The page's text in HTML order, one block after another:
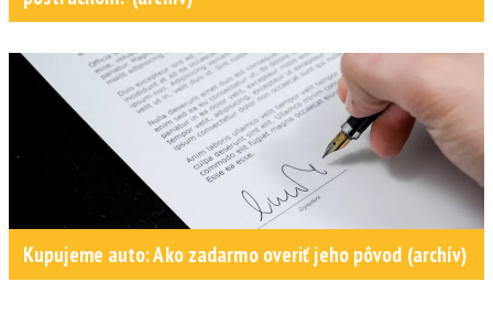
Kupujeme auto: Ako zadarmo overiť jeho pôvod (archív)